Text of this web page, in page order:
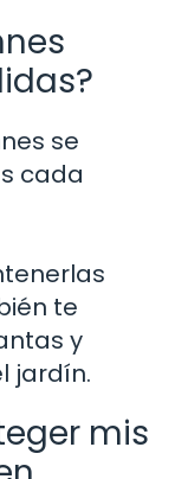
se
cada
te
y
jardín.
mis